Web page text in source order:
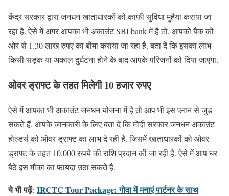
केंद्र सरकार द्वारा जनधन खाताधारकों को काफी सुविधा मुहैया कराया जा
रहा है. ऐसे में अगर आपका भी अकाउंट SBI bank में है तो, आपको बैंक की
ओर से 1.30 लाख रुपए का बीमा कराया जा रहा है. बता दें कि इसका लाभ
किसी सड़क या अकाल दुर्घटना होने के बाद आपके परिजनों को दिया जाएगा.
ओवर ड्राफ्ट के तहत मिलेगी 10 हजार रुपए
ऐसे में आपका भी अकाउंट जनधन योजना में है तो आप भी इस प्लान से जुड़
सकते हैं. आपके जानकारी के लिए बता दें कि मोदी सरकार जनधन अकाउंट
होल्डर्स को ओवर ड्राफ्ट का लाभ दे रही है. जिसमें खाताधारकों को ओवर
ड्राफ्ट के तहत 10,000 रुपये की राशि प्रदान की जा रही है. ऐसे में आप घर
बैठे इस मौका का फायदा उठा सकते हैं.
ये भी पढ़ें: IRCTC Tour Package: गोवा में मनाएं पार्टनर के साथ